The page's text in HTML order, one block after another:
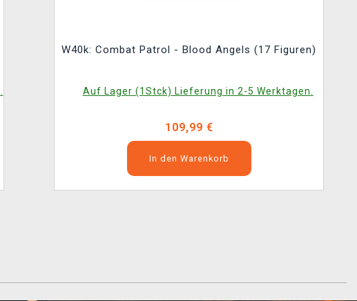
W40k: Combat Patrol - Blood Angels (17 Figuren)
Auf Lager (1Stck) Lieferung in 2-5 Werktagen.
109,99 €
In den Warenkorb